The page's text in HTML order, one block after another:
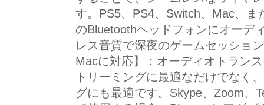
す。PS5、PS4、Switch、Mac、
のBluetoothヘッドフォンにオーデ
レス音質で深夜のゲームセッショ
Macに対応】：オーディオトラン
トリーミングに最適なだけでなく
グにも最適です。Skype、Zoom、